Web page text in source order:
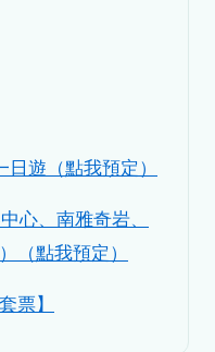
遊（點我預定）
心、南雅奇岩、
（點我預定）
票】